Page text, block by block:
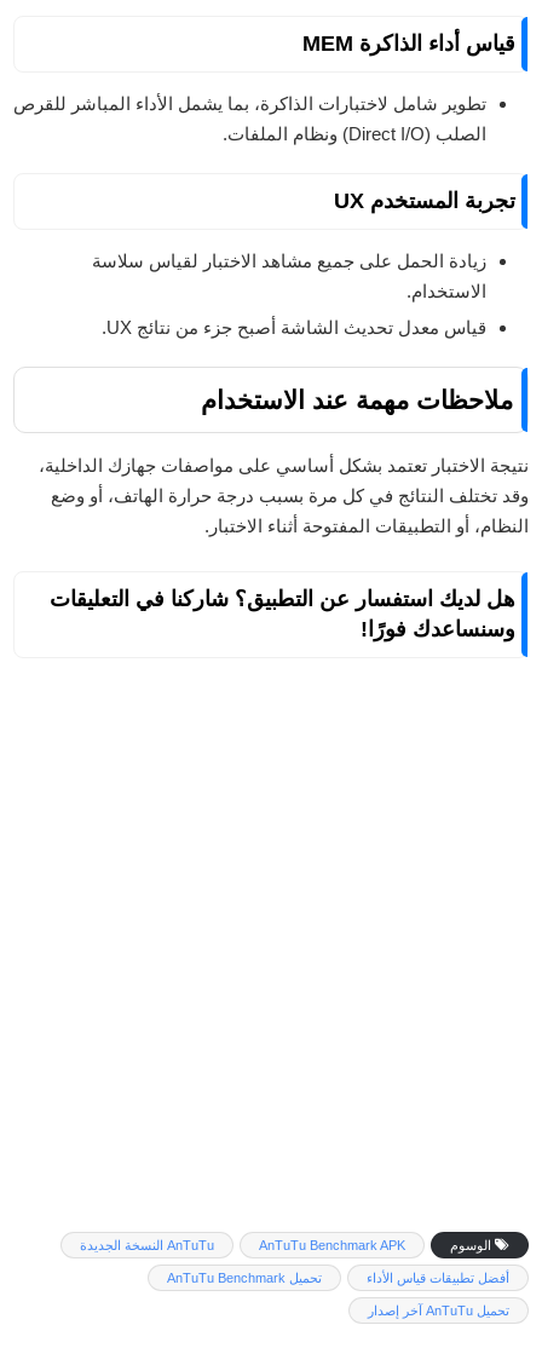
قياس أداء الذاكرة MEM
تطوير شامل لاختبارات الذاكرة، بما يشمل الأداء المباشر للقرص
الصلب (Direct I/O) ونظام الملفات.
تجربة المستخدم UX
زيادة الحمل على جميع مشاهد الاختبار لقياس سلاسة
الاستخدام.
قياس معدل تحديث الشاشة أصبح جزء من نتائج UX.
ملاحظات مهمة عند الاستخدام
نتيجة الاختبار تعتمد بشكل أساسي على مواصفات جهازك الداخلية،
وقد تختلف النتائج في كل مرة بسبب درجة حرارة الهاتف، أو وضع
النظام، أو التطبيقات المفتوحة أثناء الاختبار.
هل لديك استفسار عن التطبيق؟ شاركنا في التعليقات
وسنساعدك فورًا!
الوسوم AnTuTu Benchmark APK AnTuTu النسخة الجديدة
أفضل تطبيقات قياس الأداء تحميل AnTuTu Benchmark
تحميل AnTuTu آخر إصدار